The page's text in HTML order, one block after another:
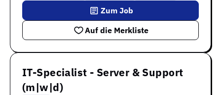
Auf die Merkliste
Zum Job
IT-Specialist - Server & Support
(m|w|d)